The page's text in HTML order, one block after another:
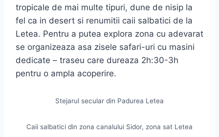
tropicale de mai multe tipuri, dune de nisip la
fel ca in desert si renumitii caii salbatici de la
Letea. Pentru a putea explora zona cu adevarat
se organizeaza asa zisele safari-uri cu masini
dedicate – traseu care dureaza 2h:30-3h
pentru o ampla acoperire.
Stejarul secular din Padurea Letea
Caii salbatici din zona canalului Sidor, zona sat Letea